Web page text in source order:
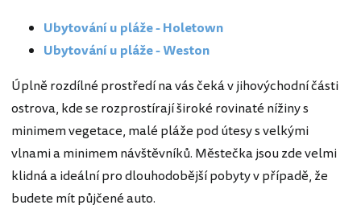
Ubytování u pláže - Holetown
Ubytování u pláže - Weston
Úplně rozdílné prostředí na vás čeká v jihovýchodní části
ostrova, kde se rozprostírají široké rovinaté nížiny s
minimem vegetace, malé pláže pod útesy s velkými
vlnami a minimem návštěvníků. Městečka jsou zde velmi
klidná a ideální pro dlouhodobější pobyty v případě, že
budete mít půjčené auto.